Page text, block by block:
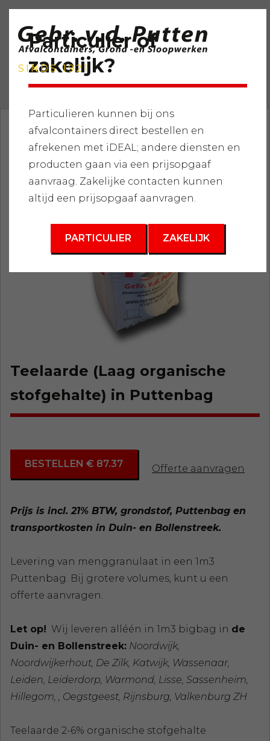
SINDS 1921
Home »Services »Grondstoffen leveren » Zand- en
grondsoorten » Teelaarde (Laag organische stofgehalte)
1 m3
Teelaarde (Laag organische
stofgehalte) in Puttenbag
BESTELLEN € 87.37 Offerte aanvragen
Prijs is incl. 21% BTW, grondstof, Puttenbag en
transportkosten in Duin- en Bollenstreek.
Levering van menggranulaat in een 1m3
Puttenbag. Bij grotere volumes, kunt u een
offerte aanvragen.
Let op! Wij leveren alléén in 1m3 bigbag in de
Duin- en Bollenstreek: Noordwijk,
Noordwijkerhout, De Zilk, Katwijk, Wassenaar,
Leiden, Leiderdorp, Warmond, Lisse, Sassenheim,
Hillegom, , Oegstgeest, Rijnsburg, Valkenburg ZH
Teelaarde 2-6% organische stofgehalte
Particulier of
zakelijk?
Particulieren kunnen bij ons
afvalcontainers direct bestellen en
afrekenen met iDEAL; andere diensten en
producten gaan via een prijsopgaaf
aanvraag. Zakelijke contacten kunnen
altijd een prijsopgaaf aanvragen.
PARTICULIER ZAKELIJK